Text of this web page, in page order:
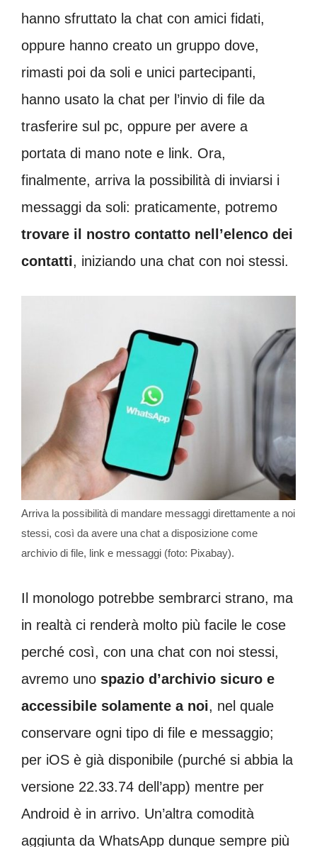
hanno sfruttato la chat con amici fidati,
oppure hanno creato un gruppo dove,
rimasti poi da soli e unici partecipanti,
hanno usato la chat per l’invio di file da
trasferire sul pc, oppure per avere a
portata di mano note e link. Ora,
finalmente, arriva la possibilità di inviarsi i
messaggi da soli: praticamente, potremo
trovare il nostro contatto nell’elenco dei
contatti, iniziando una chat con noi stessi.
Arriva la possibilità di mandare messaggi direttamente a noi
stessi, così da avere una chat a disposizione come
archivio di file, link e messaggi (foto: Pixabay).
Il monologo potrebbe sembrarci strano, ma
in realtà ci renderà molto più facile le cose
perché così, con una chat con noi stessi,
avremo uno spazio d’archivio sicuro e
accessibile solamente a noi, nel quale
conservare ogni tipo di file e messaggio;
per iOS è già disponibile (purché si abbia la
versione 22.33.74 dell’app) mentre per
Android è in arrivo. Un’altra comodità
aggiunta da WhatsApp dunque sempre più